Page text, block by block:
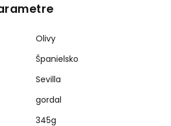
Olivy
Španielsko
Sevilla
gordal
345g